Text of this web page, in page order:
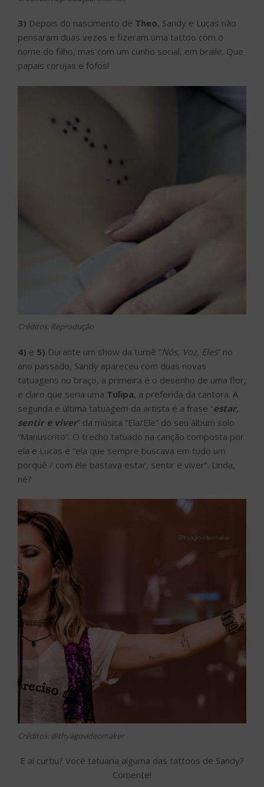
3) Depois do nascimento de Theo, Sandy e Lucas não
pensaram duas vezes e fizeram uma tattoo com o
nome do filho, mas com um cunho social, em braile. Que
papais corujas e fofos!
Créditos: Reprodução
4) e 5) Durante um show da turnê “Nós, Voz, Eles” no
ano passado, Sandy apareceu com duas novas
tatuagens no braço, a primeira é o desenho de uma flor,
e claro que seria uma Tulipa, a preferida da cantora. A
segunda e última tatuagem da artista é a frase “estar,
sentir e viver” da música “Ela/Ele” do seu álbum solo
“Manuscrito”. O trecho tatuado na canção composta por
ela e Lucas é “ela que sempre buscava em tudo um
porquê / com ele bastava estar, sentir e viver”. Linda,
né?
Créditos: @thyagovideomaker
E aí curtiu? Você tatuaria alguma das tattoos de Sandy?
Comente!